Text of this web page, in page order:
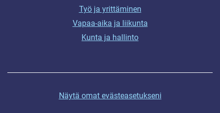
Työ ja yrittäminen
Vapaa-aika ja liikunta
Kunta ja hallinto
Näytä omat evästeasetukseni